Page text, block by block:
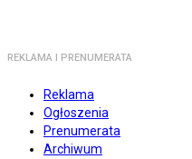
REKLAMA I PRENUMERATA
Reklama
Ogłoszenia
Prenumerata
Archiwum